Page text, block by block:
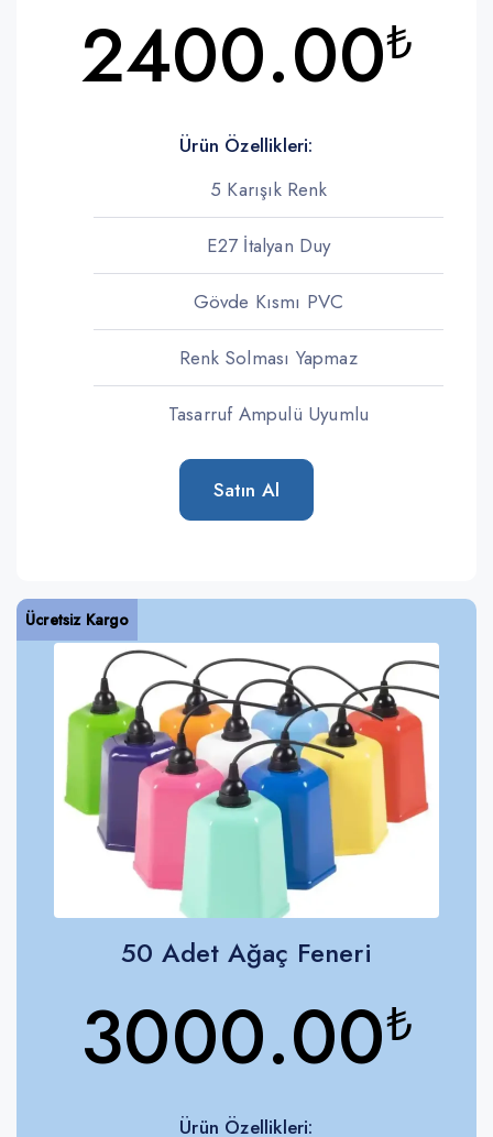
2400.00₺
Ürün Özellikleri:
5 Karışık Renk
E27 İtalyan Duy
Gövde Kısmı PVC
Renk Solması Yapmaz
Tasarruf Ampulü Uyumlu
Satın Al
Ücretsiz Kargo
50 Adet Ağaç Feneri
3000.00₺
Ürün Özellikleri: